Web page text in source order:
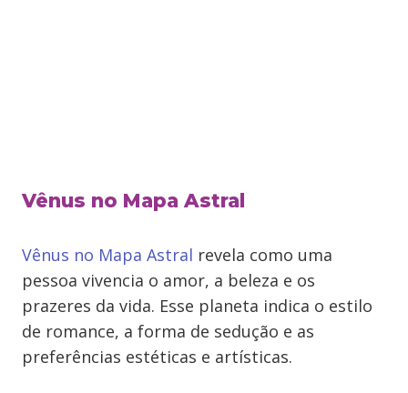
Vênus no Mapa Astral
Vênus no Mapa Astral revela como uma
pessoa vivencia o amor, a beleza e os
prazeres da vida. Esse planeta indica o estilo
de romance, a forma de sedução e as
preferências estéticas e artísticas.